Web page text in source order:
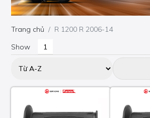
Trang chủ
R 1200 R 2006-14
Show